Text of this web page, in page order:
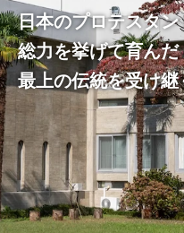
日本のプロテスタン
総力を挙げて育んだ
最上の伝統を受け